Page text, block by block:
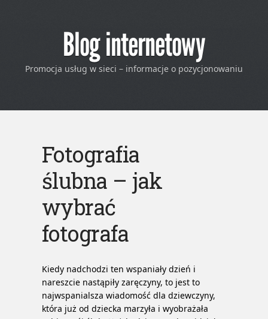
Blog internetowy
Promocja usług w sieci – informacje o pozycjonowaniu
Fotografia
ślubna – jak
wybrać
fotografa
Kiedy nadchodzi ten wspaniały dzień i
nareszcie nastąpiły zaręczyny, to jest to
najwspanialsza wiadomość dla dziewczyny,
która już od dziecka marzyła i wyobrażała